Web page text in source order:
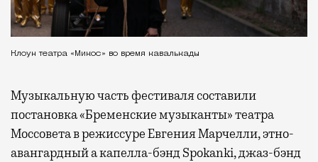
Клоун театра «Микос» во время кавалькады
Музыкальную часть фестиваля составили
постановка «Бременские музыканты» театра
Моссовета в режиссуре Евгения Марчелли, этно-
авангардный а капелла-бэнд Spokanki, джаз-бэнд